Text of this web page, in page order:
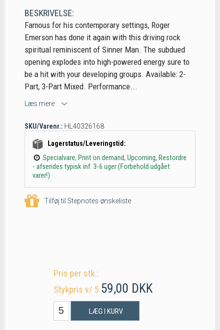
BESKRIVELSE:
Famous for his contemporary settings, Roger
Emerson has done it again with this driving rock
spiritual reminiscent of Sinner Man. The subdued
opening explodes into high-powered energy sure to
be a hit with your developing groups. Available: 2-
Part, 3-Part Mixed. Performance...
Læs mere
SKU/Varenr.: HL40326168
Lagerstatus/Leveringstid:
Specialvare, Print on demand, Upcoming, Restordre
- afsendes typisk inf. 3-6 uger (Forbehold udgået
varer!)
Tilføj til Stepnotes ønskeliste
Pris per stk.:
Stykpris v/ 5 59,00 DKK
LÆG I KURV